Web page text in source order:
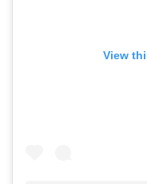
View